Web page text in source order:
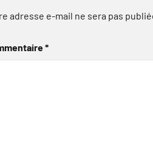
adresse e-mail ne sera pas
*